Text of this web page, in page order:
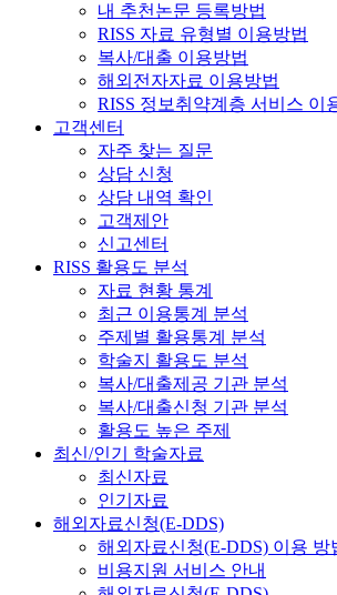
내 추천논문 등록방법
RISS 자료 유형별 이용방법
복사/대출 이용방법
해외전자자료 이용방법
RISS 정보취약계층 서비스 이
고객센터
자주 찾는 질문
상담 신청
상담 내역 확인
고객제안
신고센터
RISS 활용도 분석
자료 현황 통계
최근 이용통계 분석
주제별 활용통계 분석
학술지 활용도 분석
복사/대출제공 기관 분석
복사/대출신청 기관 분석
활용도 높은 주제
최신/인기 학술자료
최신자료
인기자료
해외자료신청(E-DDS)
해외자료신청(E-DDS) 이용 방
비용지원 서비스 안내